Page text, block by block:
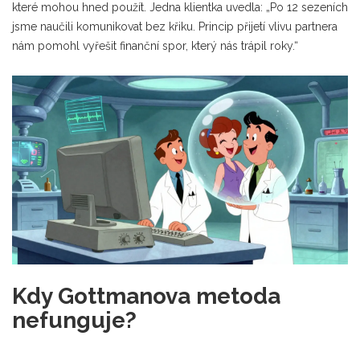
které mohou hned použít. Jedna klientka uvedla: „Po 12 sezeních
jsme naučili komunikovat bez křiku. Princip přijetí vlivu partnera
nám pomohl vyřešit finanční spor, který nás trápil roky.“
Kdy Gottmanova metoda
nefunguje?